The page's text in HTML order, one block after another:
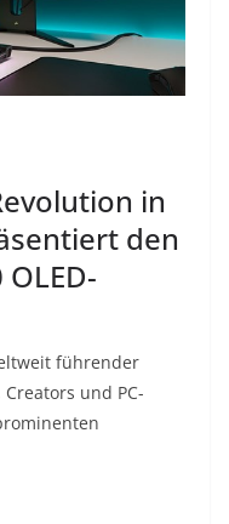
in
den
führender
und PC-